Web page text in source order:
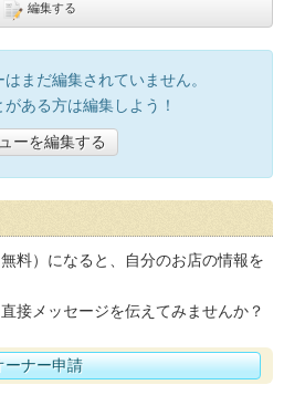
編集する
まだ編集されていません。
ある方は編集しよう！
ーを編集する
料）になると、自分のお店の情報を
接メッセージを伝えてみませんか？
ーナー申請